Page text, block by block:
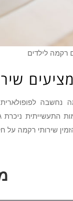
רקמה לילדים
נחשבה
התעשייתית
שירותי רקמה על